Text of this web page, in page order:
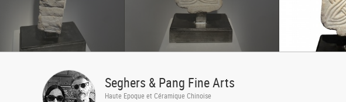
Seghers & Pang Fine Arts
Haute Epoque et Céramique Chinoise